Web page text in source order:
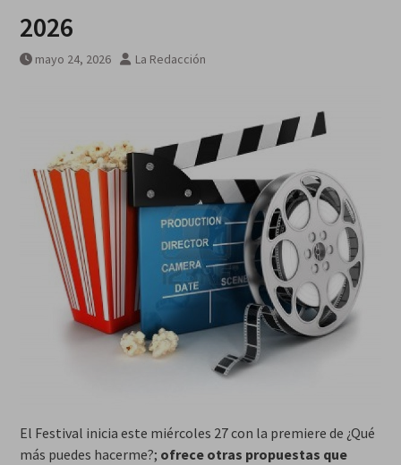
2026
mayo 24, 2026 La Redacción
El Festival inicia este miércoles 27 con la premiere de ¿Qué
más puedes hacerme?; ofrece otras propuestas que